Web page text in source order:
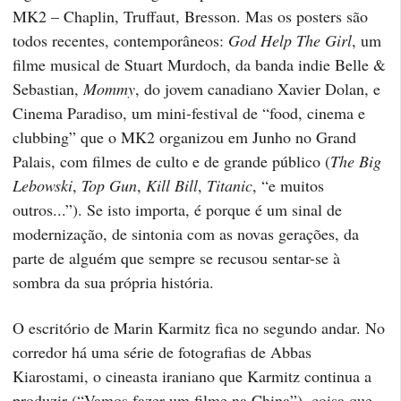
MK2 – Chaplin, Truffaut, Bresson. Mas os posters são
todos recentes, contemporâneos: God Help The Girl, um
filme musical de Stuart Murdoch, da banda indie Belle &
Sebastian,Mommy, do jovem canadiano Xavier Dolan, e
Cinema Paradiso, um mini-festival de “food, cinema e
clubbing” que o MK2 organizou em Junho no Grand
Palais, com filmes de culto e de grande público (The Big
Lebowski, Top Gun,Kill Bill, Titanic, “e muitos
outros...”). Se isto importa, é porque é um sinal de
modernização, de sintonia com as novas gerações, da
parte de alguém que sempre se recusou sentar-se à
sombra da sua própria história.
O escritório de Marin Karmitz fica no segundo andar. No
corredor há uma série de fotografias de Abbas
Kiarostami, o cineasta iraniano que Karmitz continua a